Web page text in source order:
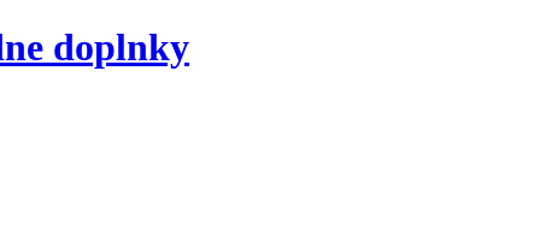
doplnky